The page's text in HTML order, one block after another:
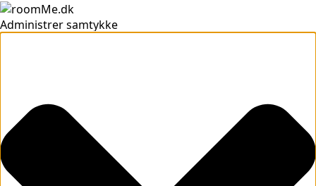
Administrer samtykke